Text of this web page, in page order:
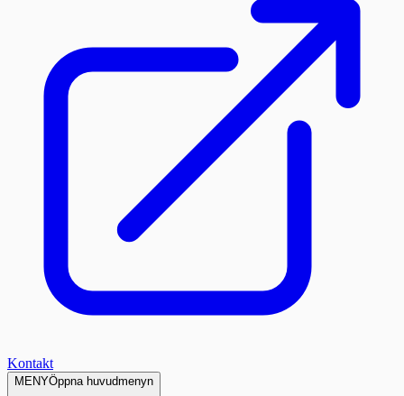
Kontakt
MENYÖppna huvudmenyn